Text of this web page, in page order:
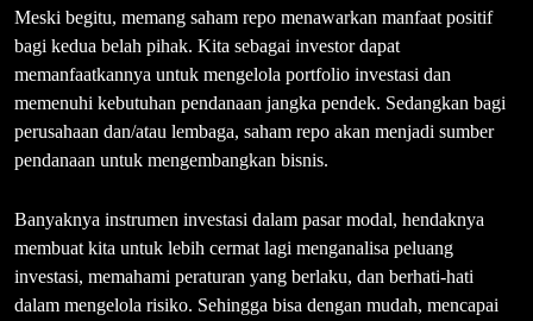
Meski begitu, memang saham repo menawarkan manfaat positif
bagi kedua belah pihak. Kita sebagai investor dapat
memanfaatkannya untuk mengelola portfolio investasi dan
memenuhi kebutuhan pendanaan jangka pendek. Sedangkan bagi
perusahaan dan/atau lembaga, saham repo akan menjadi sumber
pendanaan untuk mengembangkan bisnis.
Banyaknya instrumen investasi dalam pasar modal, hendaknya
membuat kita untuk lebih cermat lagi menganalisa peluang
investasi, memahami peraturan yang berlaku, dan berhati-hati
dalam mengelola risiko. Sehingga bisa dengan mudah, mencapai